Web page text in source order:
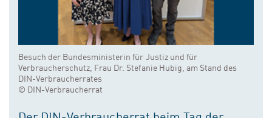
Besuch der Bundesministerin für Justiz und für
Verbraucherschutz, Frau Dr. Stefanie Hubig, am Stand des
DIN-Verbraucherrates
© DIN-Verbraucherrat